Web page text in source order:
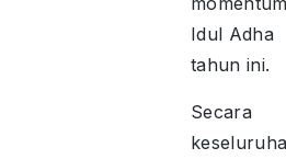
Idul Adha
tahun ini.
Secara